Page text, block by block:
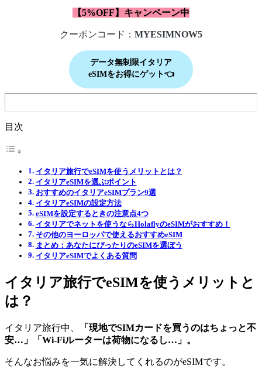
【5%OFF】キャンペーン中
クーポンコード： MYESIMNOW5
データ無制限イタリア
eSIMをお得にゲット👈
目次
イタリア旅行でeSIMを使うメリットとは？
イタリアeSIMを選ぶポイント
おすすめのイタリアeSIMプラン9選
イタリアeSIMの設定方法
eSIMを設定するときの注意点4つ
イタリアでネットを使うならHolaflyのeSIMがおすすめ！
その他のヨーロッパで使えるおすすめeSIM
まとめ：あなたにぴったりのeSIMを選ぼう
イタリアeSIMでよくある質問
イタリア旅行でeSIMを使うメリットと
は？
イタリア旅行中、
「現地でSIMカードを買うのはちょっと不
安…」「Wi-Fiルーターは荷物になるし…」。
そんなお悩みを一気に解決してくれるのがeSIMです。